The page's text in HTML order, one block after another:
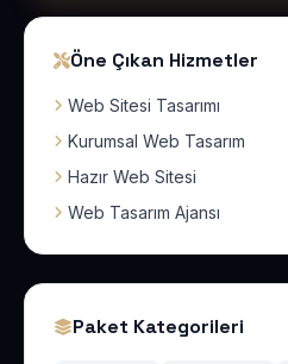
Öne Çıkan Hizmetler
Web Sitesi Tasarımı
Kurumsal Web Tasarım
Hazır Web Sitesi
Web Tasarım Ajansı
Paket Kategorileri